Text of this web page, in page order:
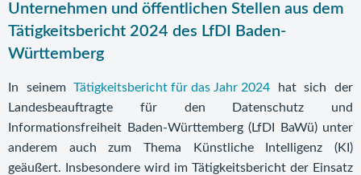
Unternehmen und öffentlichen Stellen aus dem
Tätigkeitsbericht 2024 des LfDI Baden-
Württemberg
In seinemTätigkeitsbericht für das Jahr 2024 hat sich der
Landesbeauftragte für den Datenschutz und
Informationsfreiheit Baden-Württemberg (LfDI BaWü) unter
anderem auch zum Thema Künstliche Intelligenz (KI)
geäußert. Insbesondere wird im Tätigkeitsbericht der Einsatz